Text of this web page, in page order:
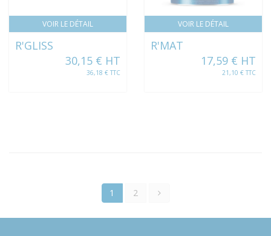
VOIR LE DÉTAIL
R'GLISS
30,15 € HT
36,18 € TTC
VOIR LE DÉTAIL
R'MAT
17,59 € HT
21,10 € TTC
1 2